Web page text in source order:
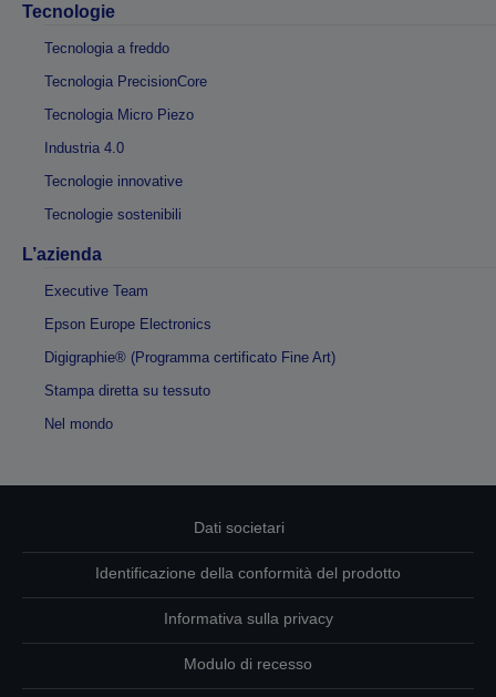
Tecnologie
Tecnologia a freddo
Tecnologia PrecisionCore
Tecnologia Micro Piezo
Industria 4.0
Tecnologie innovative
Tecnologie sostenibili
L’azienda
Executive Team
Epson Europe Electronics
Digigraphie® (Programma certificato Fine Art)
Stampa diretta su tessuto
Nel mondo
Dati societari
Identificazione della conformità del prodotto
Informativa sulla privacy
Modulo di recesso